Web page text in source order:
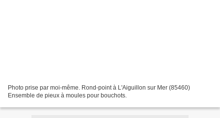
Photo prise par moi-même. Rond-point à L'Aiguillon sur Mer (85460)
Ensemble de pieux à moules pour bouchots.